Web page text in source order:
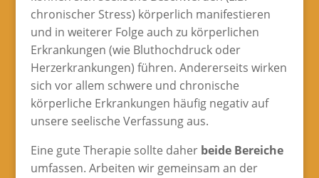
chronischer Stress) körperlich manifestieren
und in weiterer Folge auch zu körperlichen
Erkrankungen (wie Bluthochdruck oder
Herzerkrankungen) führen. Andererseits wirken
sich vor allem schwere und chronische
körperliche Erkrankungen häufig negativ auf
unsere seelische Verfassung aus.
Eine gute Therapie sollte daher beide Bereiche
umfassen. Arbeiten wir gemeinsam an der